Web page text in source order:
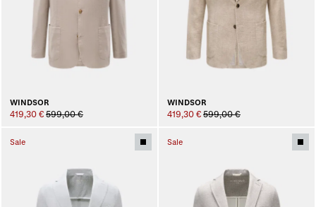
WINDSOR
419,30 € 599,00 €
WINDSOR
419,30 € 599,00 €
Sale Sale